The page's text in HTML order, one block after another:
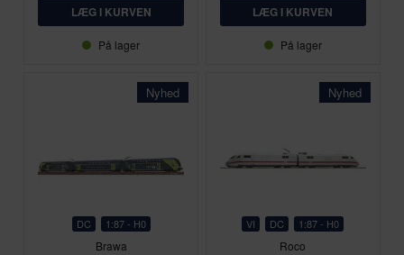
På lager På lager
Nyhed
DC 1:87 - H0
Brawa
Nyhed
VI DC 1:87 - H0
Roco